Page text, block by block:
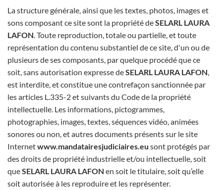
La structure générale, ainsi que les textes, photos, images et
sons composant ce site sont la propriété deSELARL LAURA
LAFON. Toute reproduction, totale ou partielle, et toute
représentation du contenu substantiel de ce site, d'un ou de
plusieurs de ses composants, par quelque procédé que ce
soit, sans autorisation expresse deSELARL LAURA LAFON,
est interdite, et constitue une contrefaçon sanctionnée par
les articles L.335-2 et suivants du Code de la propriété
intellectuelle. Les informations, pictogrammes,
photographies, images, textes, séquences vidéo, animées
sonores ou non, et autres documents présents sur le site
Internetwww.mandatairesjudiciaires.eu sont protégés par
des droits de propriété industrielle et/ou intellectuelle, soit
queSELARL LAURA LAFON en soit le titulaire, soit qu’elle
soit autorisée à les reproduire et les représenter.